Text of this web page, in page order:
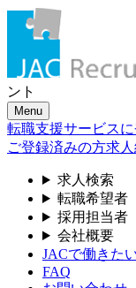
ント
Menu
転職支援サービス
ご登録済みの方求
求人検索
転職希望者
採用担当者
会社概要
JACで働きた
FAQ